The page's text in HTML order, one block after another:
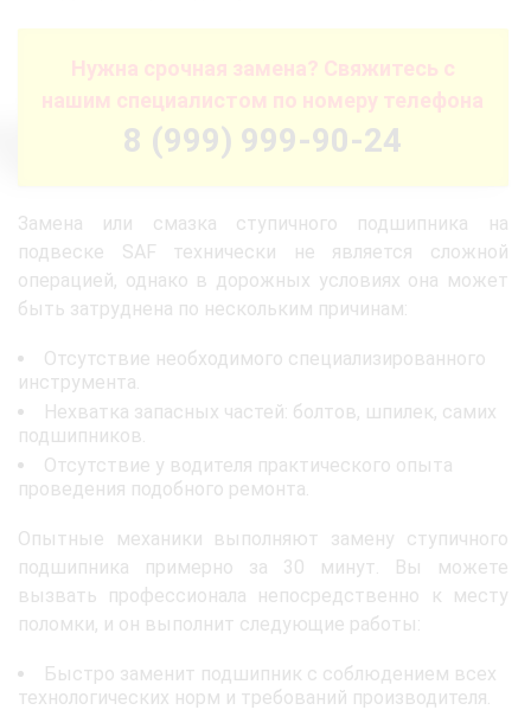
Нужна срочная замена? Свяжитесь с
нашим специалистом по номеру телефона
8 (999) 999-90-24
Замена или смазка ступичного подшипника на
подвеске SAF технически не является сложной
операцией, однако в дорожных условиях она может
быть затруднена по нескольким причинам:
Отсутствие необходимого специализированного
инструмента.
Нехватка запасных частей: болтов, шпилек, самих
подшипников.
Отсутствие у водителя практического опыта
проведения подобного ремонта.
Опытные механики выполняют замену ступичного
подшипника примерно за 30 минут. Вы можете
вызвать профессионала непосредственно к месту
поломки, и он выполнит следующие работы:
Быстро заменит подшипник с соблюдением всех
технологических норм и требований производителя.